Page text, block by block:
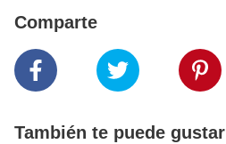
Comparte
También te puede gustar